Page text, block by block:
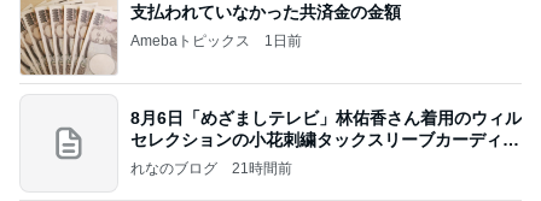
支払われていなかった共済金の金額
Amebaトピックス 1日前
8月6日「めざましテレビ」林佑香さん着用のウィル
セレクションの小花刺繍タックスリーブカーディガ
ン
れなのブログ 21時間前